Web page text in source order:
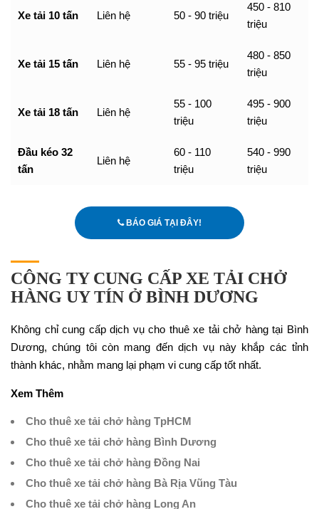
Xe tải 10 tấn Liên hệ 50 - 90 triệu
450 - 810
triệu
Xe tải 15 tấn Liên hệ 55 - 95 triệu
480 - 850
triệu
Xe tải 18 tấn Liên hệ
55 - 100
triệu
495 - 900
triệu
Đầu kéo 32
tấn
Liên hệ
60 - 110
triệu
540 - 990
triệu
BÁO GIÁ TẠI ĐÂY!
CÔNG TY CUNG CẤP XE TẢI CHỞ
HÀNG UY TÍN Ở BÌNH DƯƠNG
Không chỉ cung cấp dịch vụ cho thuê xe tải chở hàng tại Bình
Dương, chúng tôi còn mang đến dịch vụ này khắp các tỉnh
thành khác, nhằm mang lại phạm vi cung cấp tốt nhất.
Xem Thêm
Cho thuê xe tải chở hàng TpHCM
Cho thuê xe tải chở hàng Bình Dương
Cho thuê xe tải chở hàng Đồng Nai
Cho thuê xe tải chở hàng Bà Rịa Vũng Tàu
Cho thuê xe tải chở hàng Long An